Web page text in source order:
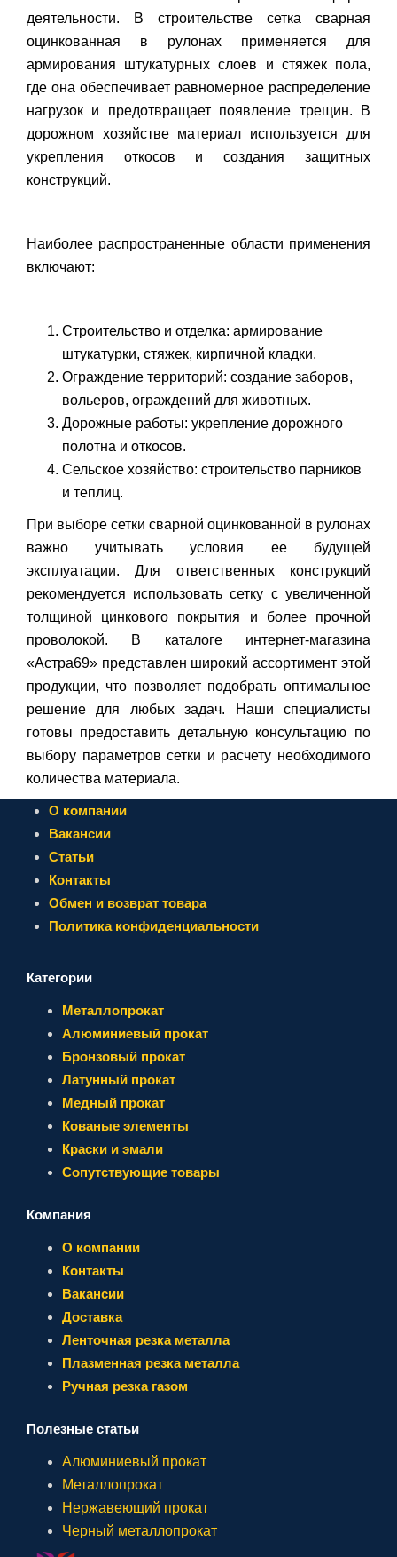
деятельности. В строительстве сетка сварная
оцинкованная в рулонах применяется для
армирования штукатурных слоев и стяжек пола,
где она обеспечивает равномерное распределение
нагрузок и предотвращает появление трещин. В
дорожном хозяйстве материал используется для
укрепления откосов и создания защитных
конструкций.
Наиболее распространенные области применения
включают:
Строительство и отделка: армирование
штукатурки, стяжек, кирпичной кладки.
Ограждение территорий: создание заборов,
вольеров, ограждений для животных.
Дорожные работы: укрепление дорожного
полотна и откосов.
Сельское хозяйство: строительство парников
и теплиц.
При выборе сетки сварной оцинкованной в рулонах
важно учитывать условия ее будущей
эксплуатации. Для ответственных конструкций
рекомендуется использовать сетку с увеличенной
толщиной цинкового покрытия и более прочной
проволокой. В каталоге интернет-магазина
«Астра69» представлен широкий ассортимент этой
продукции, что позволяет подобрать оптимальное
решение для любых задач. Наши специалисты
готовы предоставить детальную консультацию по
выбору параметров сетки и расчету необходимого
количества материала.
О компании
Вакансии
Статьи
Контакты
Обмен и возврат товара
Политика конфиденциальности
Категории
Металлопрокат
Алюминиевый прокат
Бронзовый прокат
Латунный прокат
Медный прокат
Кованые элементы
Краски и эмали
Сопутствующие товары
Компания
О компании
Контакты
Вакансии
Доставка
Ленточная резка металла
Плазменная резка металла
Ручная резка газом
Полезные статьи
Алюминиевый прокат
Металлопрокат
Нержавеющий прокат
Черный металлопрокат